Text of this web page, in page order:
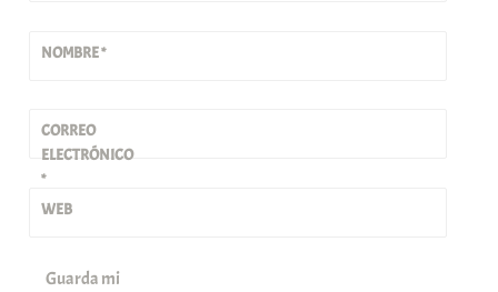
NOMBRE*
CORREO
ELECTRÓNICO
*
WEB
Guarda mi